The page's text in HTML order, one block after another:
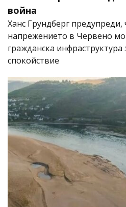
война
Ханс Грундберг предупреди,
напрежението в Червено
гражданска
спокойствие